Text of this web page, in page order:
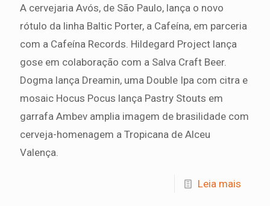
A cervejaria Avós, de São Paulo, lança o novo
rótulo da linha Baltic Porter, a Cafeína, em parceria
com a Cafeína Records. Hildegard Project lança
gose em colaboração com a Salva Craft Beer.
Dogma lança Dreamin, uma Double Ipa com citra e
mosaic Hocus Pocus lança Pastry Stouts em
garrafa Ambev amplia imagem de brasilidade com
cerveja-homenagem a Tropicana de Alceu
Valença.
Leia mais